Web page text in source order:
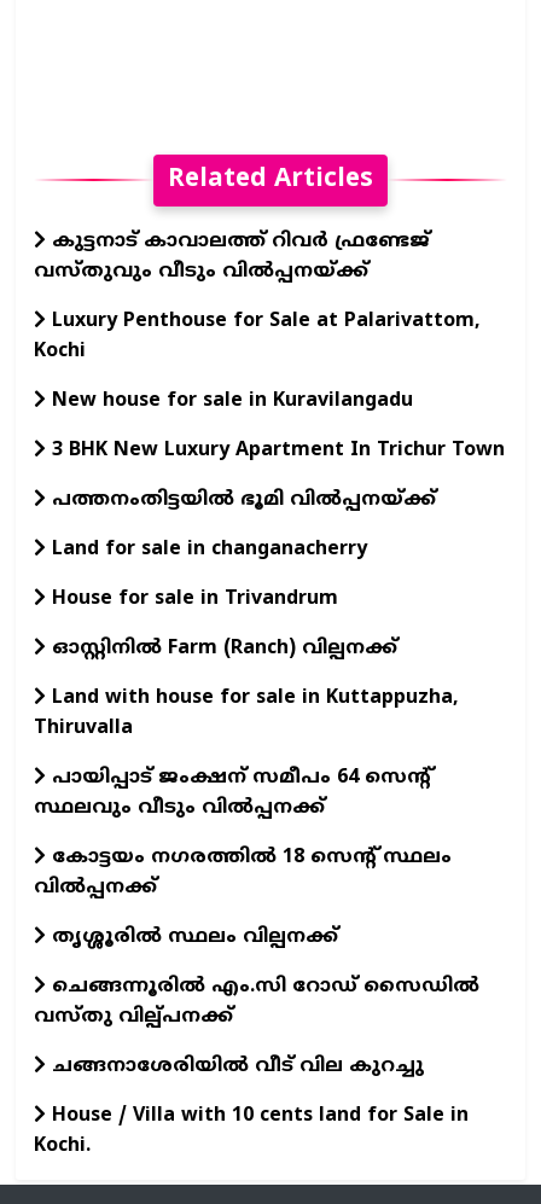
Related Articles
കുട്ടനാട് കാവാലത്ത് റിവർ ഫ്രണ്ടേജ്
വസ്തുവും വീടും വിൽപ്പനയ്ക്ക്
Luxury Penthouse for Sale at Palarivattom,
Kochi
New house for sale in Kuravilangadu
3 BHK New Luxury Apartment In Trichur Town
പത്തനംതിട്ടയില്‍ ഭൂമി വില്‍പ്പനയ്ക്ക്
Land for sale in changanacherry
House for sale in Trivandrum
ഓസ്റ്റിനില്‍ Farm (Ranch) വില്പനക്ക്
Land with house for sale in Kuttappuzha,
Thiruvalla
പായിപ്പാട് ജംക്ഷന് സമീപം 64 സെന്റ്
സ്ഥലവും വീടും വിൽപ്പനക്ക്
കോട്ടയം നഗരത്തിൽ 18 സെന്റ് സ്ഥലം
വിൽപ്പനക്ക്
തൃശ്ശൂരിൽ സ്ഥലം വില്പനക്ക്
ചെങ്ങന്നൂരില്‍ എം.സി റോഡ് സൈഡില്‍
വസ്തു വില്പ്പനക്ക്
ചങ്ങനാശേരിയില്‍ വീട് വില കുറച്ചു
House / Villa with 10 cents land for Sale in
Kochi.